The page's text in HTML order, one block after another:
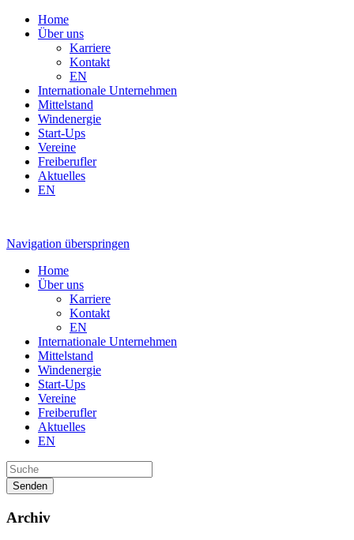
Home
Über uns
Karriere
Kontakt
EN
Internationale Unternehmen
Mittelstand
Windenergie
Start-Ups
Vereine
Freiberufler
Aktuelles
EN
Navigation überspringen
Home
Über uns
Karriere
Kontakt
EN
Internationale Unternehmen
Mittelstand
Windenergie
Start-Ups
Vereine
Freiberufler
Aktuelles
EN
Senden
Archiv